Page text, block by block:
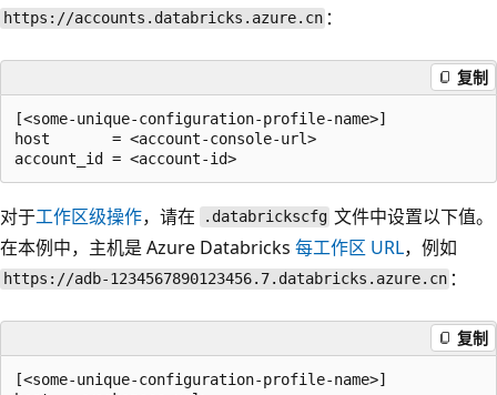
https://accounts.databricks.azure.cn ：
复制
[<some-unique-configuration-profile-name>]
host       = <account-console-url>
对于工作区级操作，请在 .databrickscfg 文件中设置以下值。
在本例中，主机是 Azure Databricks 每工作区 URL，例如
https://adb-1234567890123456.7.databricks.azure.cn ：
复制
[<some-unique-configuration-profile-name>]